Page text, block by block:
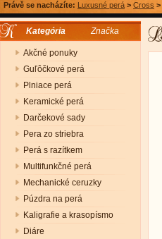
Právě se nacházíte: Luxusné perá > Cross >
Kategória Značka
Akčné ponuky
Guľôčkové perá
Plniace perá
Keramické perá
Darčekové sady
Pera zo striebra
Perá s razítkem
Multifunkčné perá
Mechanické ceruzky
Púzdra na perá
Kaligrafie a krasopísmo
Diáre